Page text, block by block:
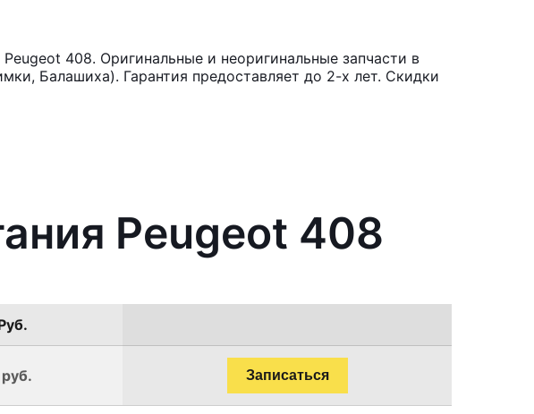
408. Оригинальные и неоригинальные запчасти в
Балашиха). Гарантия предоставляет до 2-х лет. Скидки
Peugeot 408
Записаться